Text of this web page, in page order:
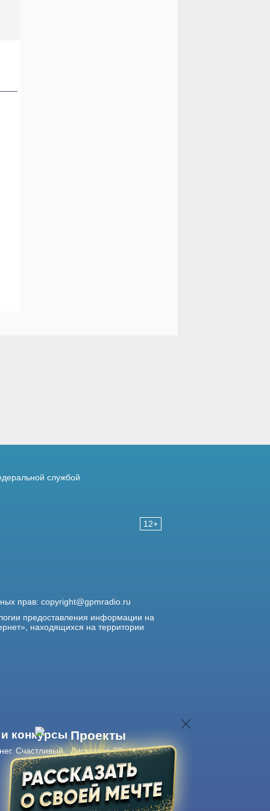
12+
службой
прав: copyright@gpmradio.ru
предоставления информации на
находящихся на территории
конкурсы
Счастливый
Проекты
Дискотека 80-х
Живые концерты
Журнал Авторадио
Авторадиов смартфоне